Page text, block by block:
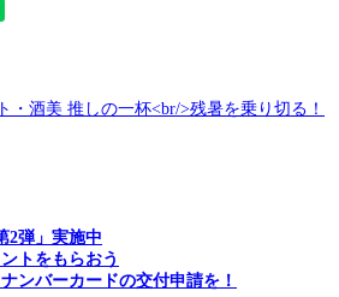
2弾」実施中
トをもらおう
ンバーカードの交付申請を！